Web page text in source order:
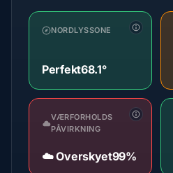
NORDLYSSONE
Perfekt68.1°
VÆRFORHOLDS
PÅVIRKNING
☁️ Overskyet99%